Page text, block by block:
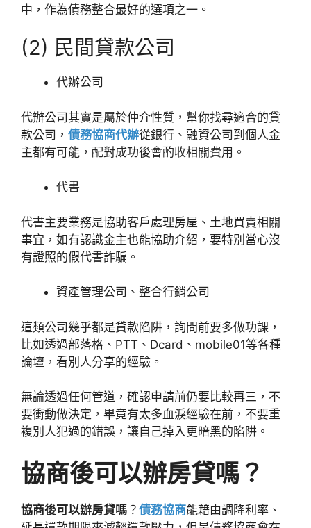
中，作為債務整合最好的選項之一。
(2) 民間貸款公司
代辦公司
代辦公司其實是屬於仲介性質，幫你找尋適合的貸
款公司， 債務協商代辦從銀行、融資公司到個人金
主都有可能，配對成功後會酌收相關費用。
代書
代書主要業務是協助客戶處理房屋、土地買賣相關
事宜，如有認識金主也能協助介紹，要特別當心沒
有證照的假代書詐騙。
資產管理公司、整合行銷公司
這類公司幾乎都是貸款陷阱，詢問前要多做功課，
比如透過部落格、PTT、Dcard、mobile01等各種
論壇，看別人分享的經驗。
無論透過任何管道，確認申請前仍要比較再三，不
要衝動做決定，畢竟有太多血淚經驗在前，不要重
複別人犯過的錯誤，讓自己掉入更暗黑的陷阱。
協商後可以辦房貸嗎？
協商後可以辦房貸嗎 ？ 債務協商能藉由調降利率、